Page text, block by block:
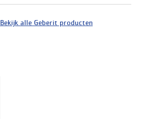
Bekijk alle Geberit producten